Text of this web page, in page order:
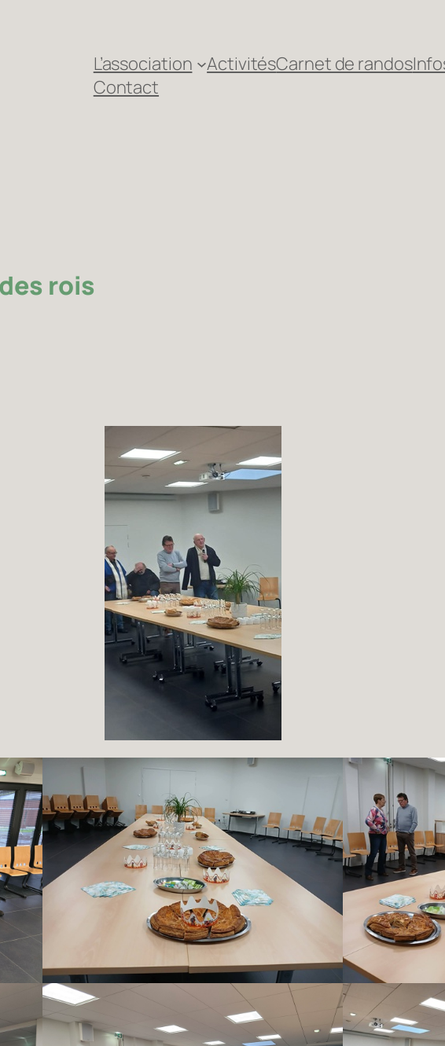
L’association ActivitésCarnet de randos
Contact
rois